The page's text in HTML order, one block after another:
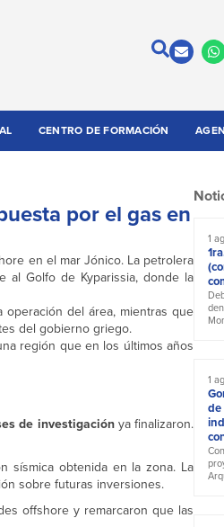
CENTRO DE FORMACIÓN
por el gas en
en el mar Jónico. La petrolera
al Golfo de Kyparissia, donde la
del área, mientras que
del gobierno griego.
región que en los últimos años
de investigaciónya finalizaron.
sísmica obtenida en la zona. La
sobre futuras inversiones.
offshore y remarcaron que las
1
1
de